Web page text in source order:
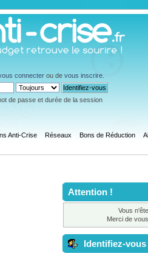
connecter ou devous inscrire
de passe et durée de la session
Anti-Crise Réseaux Bons de Réduction
Attention !
Vous
Merci de
Identifiez-vous